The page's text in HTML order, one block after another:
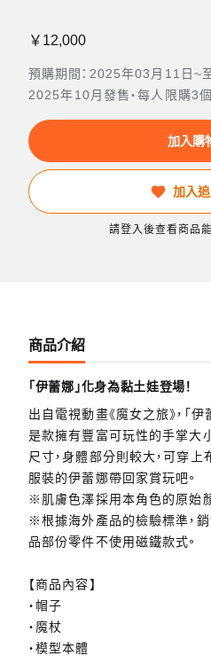
￥12,000
預購期間：2025年03月11日
2025年10月發售・每人限購3個
加入購
加入
請登入後查看商品
商品介紹
「伊蕾娜」化身為黏土娃登場！
出自電視動畫《魔女之旅》，「
是款擁有豐富可玩性的手掌大
尺寸，身體部分則較大，可穿
服裝的伊蕾娜帶回家賞玩吧。
※肌膚色澤採用本角色的原始顏
※根據海外產品的檢驗標準，
品部份零件不使用磁鐵款式。
【商品內容】
・帽子
・魔杖
・模型本體